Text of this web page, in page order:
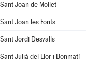
Sant Joan de Mollet
Sant Joan les Fonts
Sant Jordi Desvalls
Sant Julià del Llor i Bonmatí